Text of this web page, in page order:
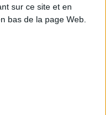
sur ce site et en
bas de la page Web.
présenter à
officiel par le